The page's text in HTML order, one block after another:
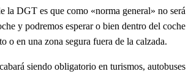
la DGT es que como «norma general» no será
y podremos esperar o bien dentro del coche
o en una zona segura fuera de la calzada.
siendo obligatorio en turismos, autobuses